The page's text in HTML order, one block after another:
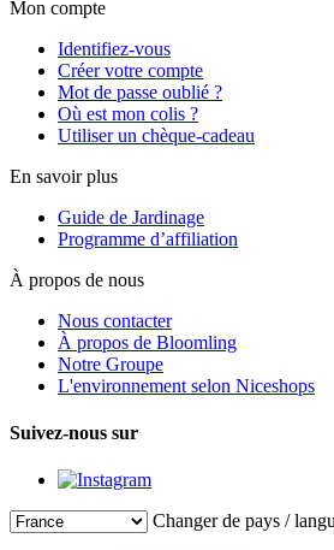
Mon compte
Identifiez-vous
Créer votre compte
Mot de passe oublié ?
Où est mon colis ?
Utiliser un chèque-cadeau
En savoir plus
Guide de Jardinage
Programme d’affiliation
À propos de nous
Nous contacter
À propos de Bloomling
Notre Groupe
L'environnement selon Niceshops
Suivez-nous sur
Changer de pays /